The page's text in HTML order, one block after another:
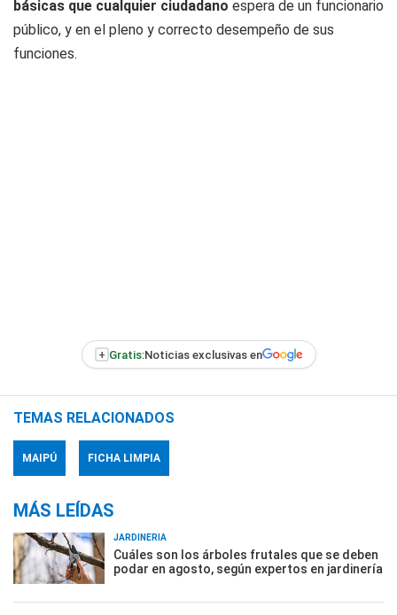
básicas que cualquier ciudadano espera de un funcionario
público, y en el pleno y correcto desempeño de sus
funciones.
+ Gratis:Noticias exclusivas en
TEMAS RELACIONADOS
MAIPÚ FICHA LIMPIA
MÁS LEÍDAS
JARDINERÍA
Cuáles son los árboles frutales que se deben
podar en agosto, según expertos en jardinería